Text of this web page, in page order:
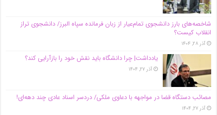
شاخصه‌های بارز دانشجوی تمام‌عیار از زبان فرمانده سپاه البرز/ دانشجوی تراز
انقلاب کیست؟
آذر ۲۸, ۱۴۰۴
یادداشت| چرا دانشگاه باید نقش خود را بازآرایی کند؟
آذر ۲۷, ۱۴۰۴
مصائب دستگاه قضا در مواجهه با دعاوی ملکی/ دردسر اسناد عادی چند‌ دهه‌ای!
آذر ۲۷, ۱۴۰۴